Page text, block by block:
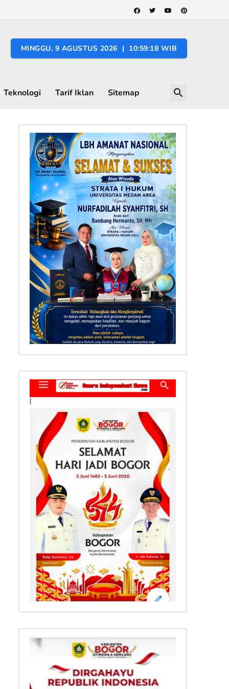
MINGGU, 9 AGUSTUS 2026 | 10:59:19 WIB
Teknologi Tarif Iklan Sitemap